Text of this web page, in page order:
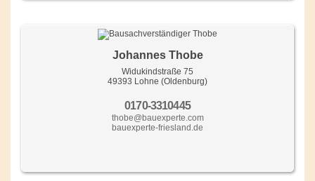
Johannes Thobe
Widukindstraße 75
49393 Lohne (Oldenburg)
0170-3310445
thobe@bauexperte.com
bauexperte-friesland.de